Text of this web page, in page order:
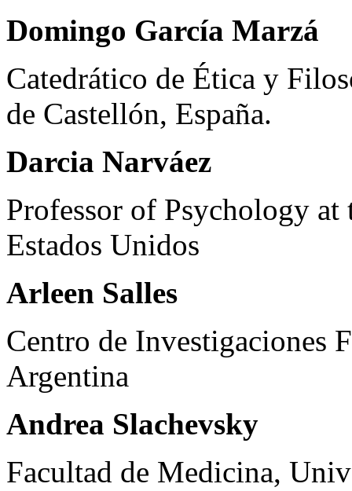
Domingo García Marzá
Catedrático de Ética y
de Castellón, España.
Darcia Narváez
Professor of Psychology
Estados Unidos
Arleen Salles
Centro de Investigaciones
Argentina
Andrea Slachevsky
Facultad de Medicina,